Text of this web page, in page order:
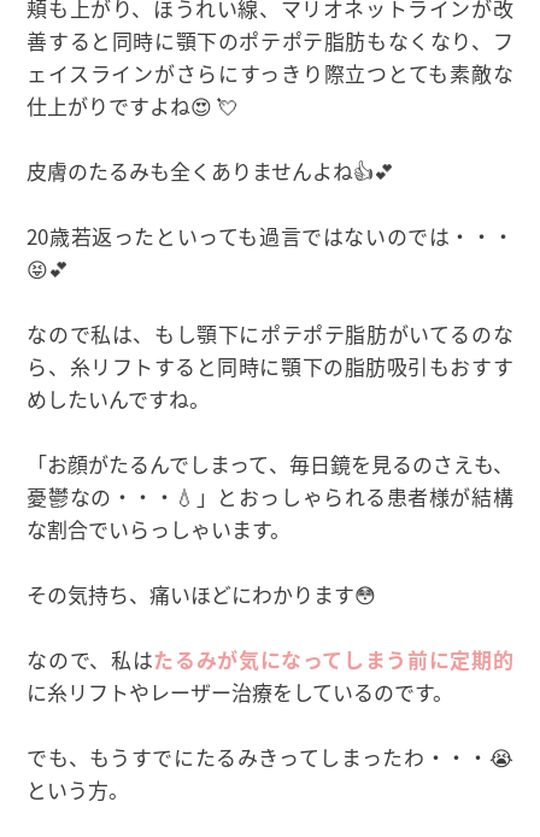
頬も上がり、ほうれい線、マリオネットラインが改
善すると同時に顎下のポテポテ脂肪もなくなり、フ
ェイスラインがさらにすっきり際立つとても素敵な
仕上がりですよね😍 💘
皮膚のたるみも全くありませんよね👍💕
20歳若返ったといっても過言ではないのでは・・・
😝💕
なので私は、もし顎下にポテポテ脂肪がいてるのな
ら、糸リフトすると同時に顎下の脂肪吸引もおすす
めしたいんですね。
「お顔がたるんでしまって、毎日鏡を見るのさえも、
憂鬱なの・・・💧」とおっしゃられる患者様が結構
な割合でいらっしゃいます。
その気持ち、痛いほどにわかります😳
なので、私はたるみが気になってしまう前に定期的
に糸リフトやレーザー治療をしているのです。
でも、もうすでにたるみきってしまったわ・・・😭
という方。